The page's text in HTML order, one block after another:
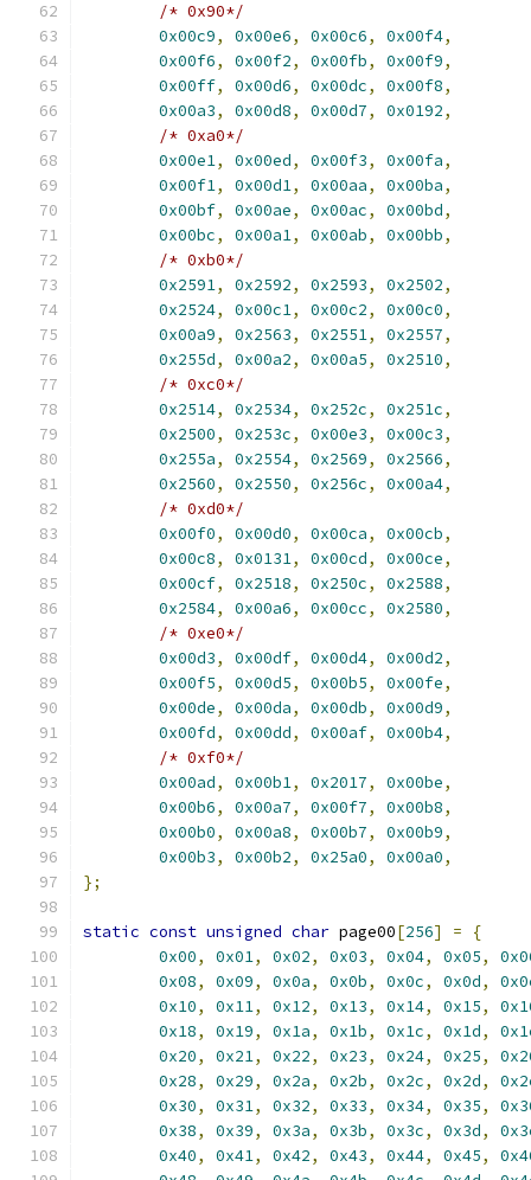
/* 0x90*/
0x00c9, 0x00e6, 0x00c6, 0x00f4,
0x00f6, 0x00f2, 0x00fb, 0x00f9,
0x00ff, 0x00d6, 0x00dc, 0x00f8,
0x00a3, 0x00d8, 0x00d7, 0x0192,
/* 0xa0*/
0x00e1, 0x00ed, 0x00f3, 0x00fa,
0x00f1, 0x00d1, 0x00aa, 0x00ba,
0x00bf, 0x00ae, 0x00ac, 0x00bd,
0x00bc, 0x00a1, 0x00ab, 0x00bb,
/* 0xb0*/
0x2591, 0x2592, 0x2593, 0x2502,
0x2524, 0x00c1, 0x00c2, 0x00c0,
0x00a9, 0x2563, 0x2551, 0x2557,
0x255d, 0x00a2, 0x00a5, 0x2510,
/* 0xc0*/
0x2514, 0x2534, 0x252c, 0x251c,
0x2500, 0x253c, 0x00e3, 0x00c3,
0x255a, 0x2554, 0x2569, 0x2566,
0x2560, 0x2550, 0x256c, 0x00a4,
/* 0xd0*/
0x00f0, 0x00d0, 0x00ca, 0x00cb,
0x00c8, 0x0131, 0x00cd, 0x00ce,
0x00cf, 0x2518, 0x250c, 0x2588,
0x2584, 0x00a6, 0x00cc, 0x2580,
/* 0xe0*/
0x00d3, 0x00df, 0x00d4, 0x00d2,
0x00f5, 0x00d5, 0x00b5, 0x00fe,
0x00de, 0x00da, 0x00db, 0x00d9,
0x00fd, 0x00dd, 0x00af, 0x00b4,
/* 0xf0*/
0x00ad, 0x00b1, 0x2017, 0x00be,
0x00b6, 0x00a7, 0x00f7, 0x00b8,
0x00b0, 0x00a8, 0x00b7, 0x00b9,
0x00b3, 0x00b2, 0x25a0, 0x00a0,
};
static const unsigned char page00[256] =
{
0x00, 0x01, 0x02, 0x03, 0x04, 0x05,
0x08, 0x09, 0x0a, 0x0b, 0x0c, 0x0d,
0x10, 0x11, 0x12, 0x13, 0x14, 0x15,
0x18, 0x19, 0x1a, 0x1b, 0x1c, 0x1d,
0x20, 0x21, 0x22, 0x23, 0x24, 0x25,
0x28, 0x29, 0x2a, 0x2b, 0x2c, 0x2d,
0x30, 0x31, 0x32, 0x33, 0x34, 0x35,
0x38, 0x39, 0x3a, 0x3b, 0x3c, 0x3d,
0x40, 0x41, 0x42, 0x43, 0x44, 0x45,